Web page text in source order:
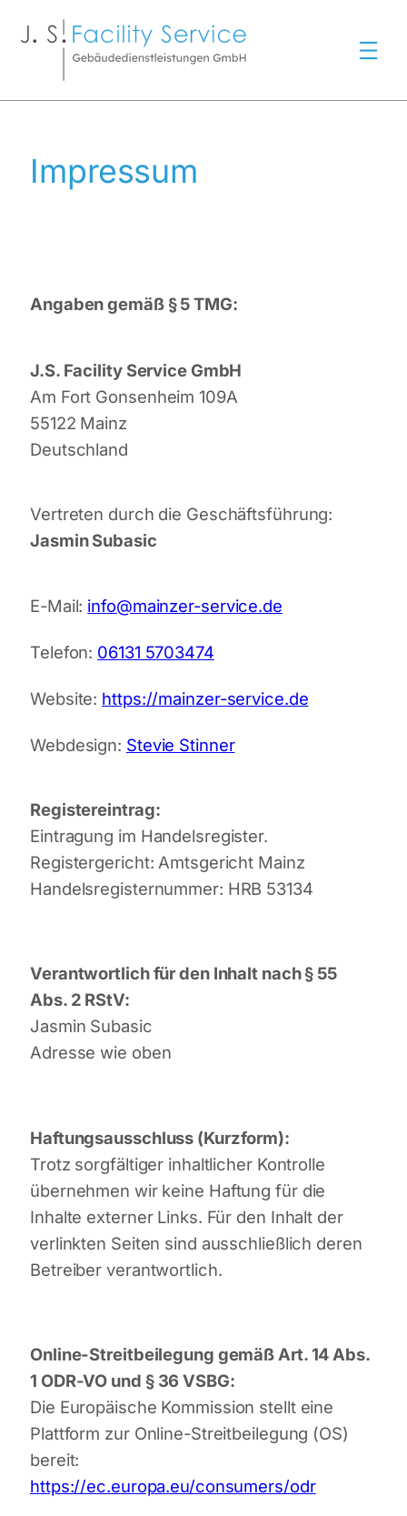
Inhalt
Impressum
Angaben gemäß § 5 TMG:
J.S. Facility Service GmbH
Am Fort Gonsenheim 109A
55122 Mainz
Deutschland
Vertreten durch die Geschäftsführung:
Jasmin Subasic
E-Mail: info@mainzer-service.de
Telefon: 06131 5703474
Website: https://mainzer-service.de
Webdesign: Stevie Stinner
Registereintrag:
Eintragung im Handelsregister.
Registergericht: Amtsgericht Mainz
Handelsregisternummer: HRB 53134
Verantwortlich für den Inhalt nach § 55
Abs. 2 RStV:
Jasmin Subasic
Adresse wie oben
Haftungsausschluss (Kurzform):
Trotz sorgfältiger inhaltlicher Kontrolle
übernehmen wir keine Haftung für die
Inhalte externer Links. Für den Inhalt der
verlinkten Seiten sind ausschließlich deren
Betreiber verantwortlich.
Online-Streitbeilegung gemäß Art. 14 Abs.
1 ODR-VO und § 36 VSBG:
Die Europäische Kommission stellt eine
Plattform zur Online-Streitbeilegung (OS)
bereit:
https://ec.europa.eu/consumers/odr